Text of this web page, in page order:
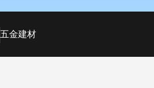
五金建材